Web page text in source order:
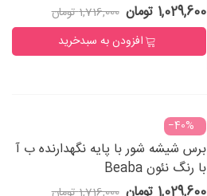
1,029,600 تومان
1,716,000 تومان
افزودن به سبدخرید
‎−40%
برس شیشه شور با پایه نگهدارنده ب آ
با رنگ نئون Beaba